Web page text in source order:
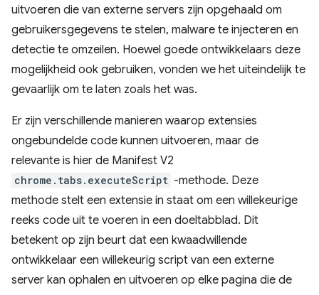
uitvoeren die van externe servers zijn opgehaald om
gebruikersgegevens te stelen, malware te injecteren en
detectie te omzeilen. Hoewel goede ontwikkelaars deze
mogelijkheid ook gebruiken, vonden we het uiteindelijk te
gevaarlijk om te laten zoals het was.
Er zijn verschillende manieren waarop extensies
ongebundelde code kunnen uitvoeren, maar de
relevante is hier de Manifest V2
chrome.tabs.executeScript -methode. Deze
methode stelt een extensie in staat om een ​​willekeurige
reeks code uit te voeren in een doeltabblad. Dit
betekent op zijn beurt dat een kwaadwillende
ontwikkelaar een willekeurig script van een externe
server kan ophalen en uitvoeren op elke pagina die de